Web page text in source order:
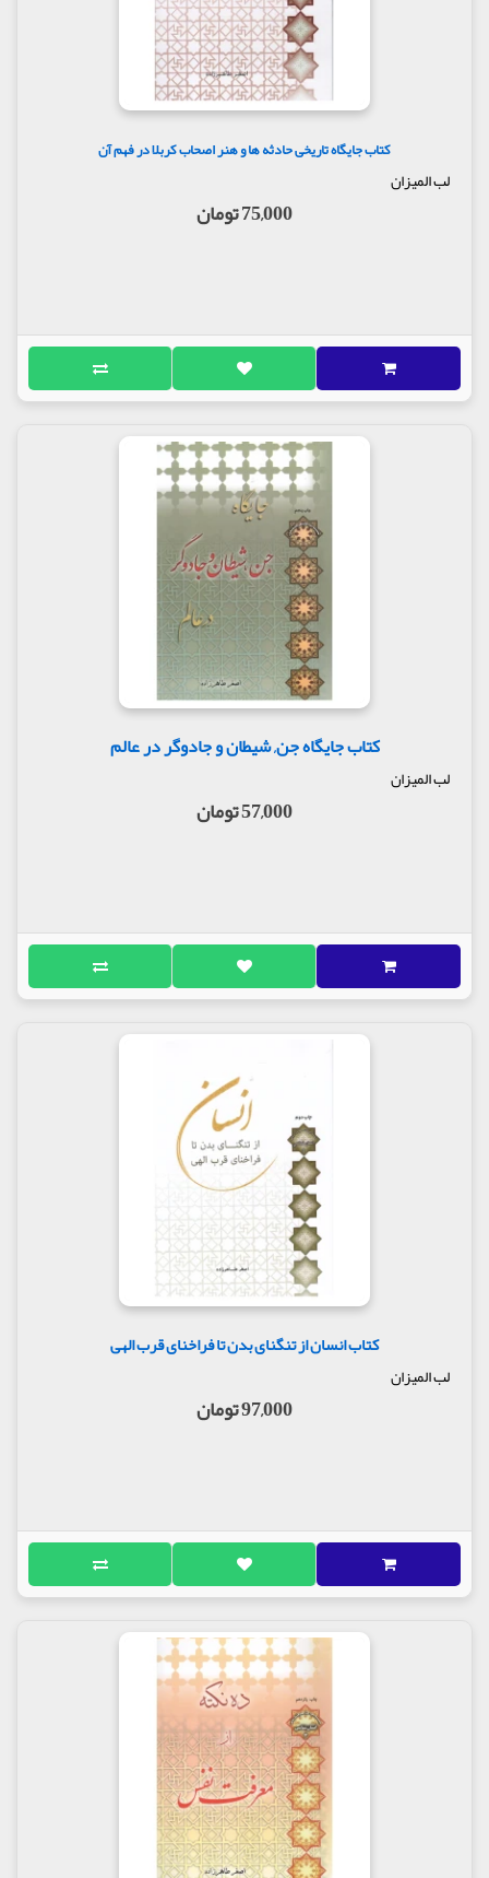
کتاب جایگاه تاریخی حادثه ها و هنر اصحاب کربلا در فهم آن
لب المیزان
75,000 تومان
کتاب جایگاه جن, شیطان و جادوگر در عالم
لب المیزان
57,000 تومان
کتاب انسان از تنگنای بدن تا فراخنای قرب الهی
لب المیزان
97,000 تومان